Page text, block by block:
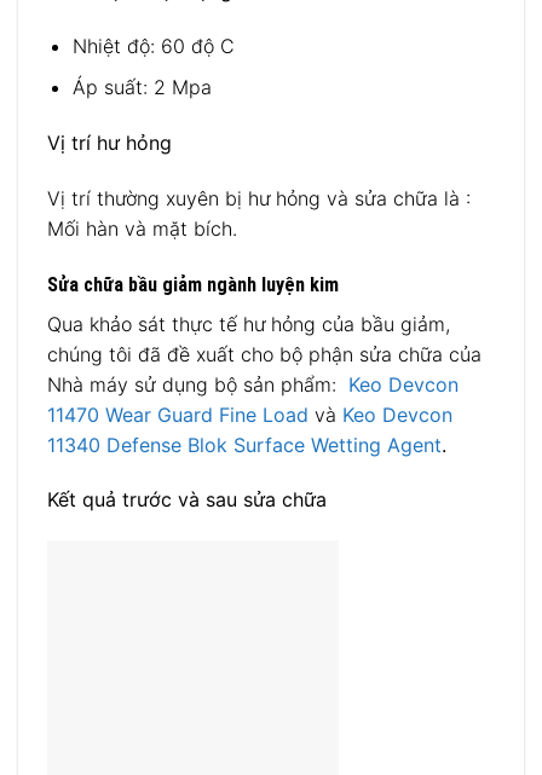
Nhiệt độ: 60 độ C
Áp suất: 2 Mpa
Vị trí hư hỏng
Vị trí thường xuyên bị hư hỏng và sửa chữa là :
Mối hàn và mặt bích.
Sửa chữa bầu giảm ngành luyện kim
Qua khảo sát thực tế hư hỏng của bầu giảm,
chúng tôi đã đề xuất cho bộ phận sửa chữa của
Nhà máy sử dụng bộ sản phẩm: Keo Devcon
11470 Wear Guard Fine Load và Keo Devcon
11340 Defense Blok Surface Wetting Agent.
Kết quả trước và sau sửa chữa